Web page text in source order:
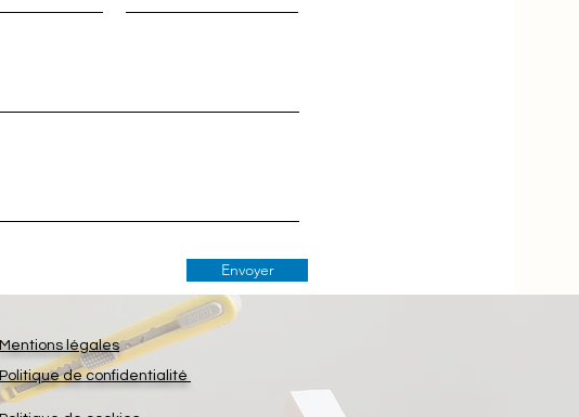
Envoyer
Mentions légales
Politique de confidentialité